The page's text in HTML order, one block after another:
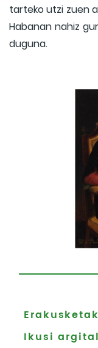
tarteko utzi zuen
Habanan nahiz
duguna.
Ikusi